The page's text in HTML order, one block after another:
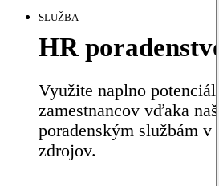
SLUŽBA
HR poradenstvo
Využite naplno
zamestnancov vďaka
poradenským službám
zdrojov.